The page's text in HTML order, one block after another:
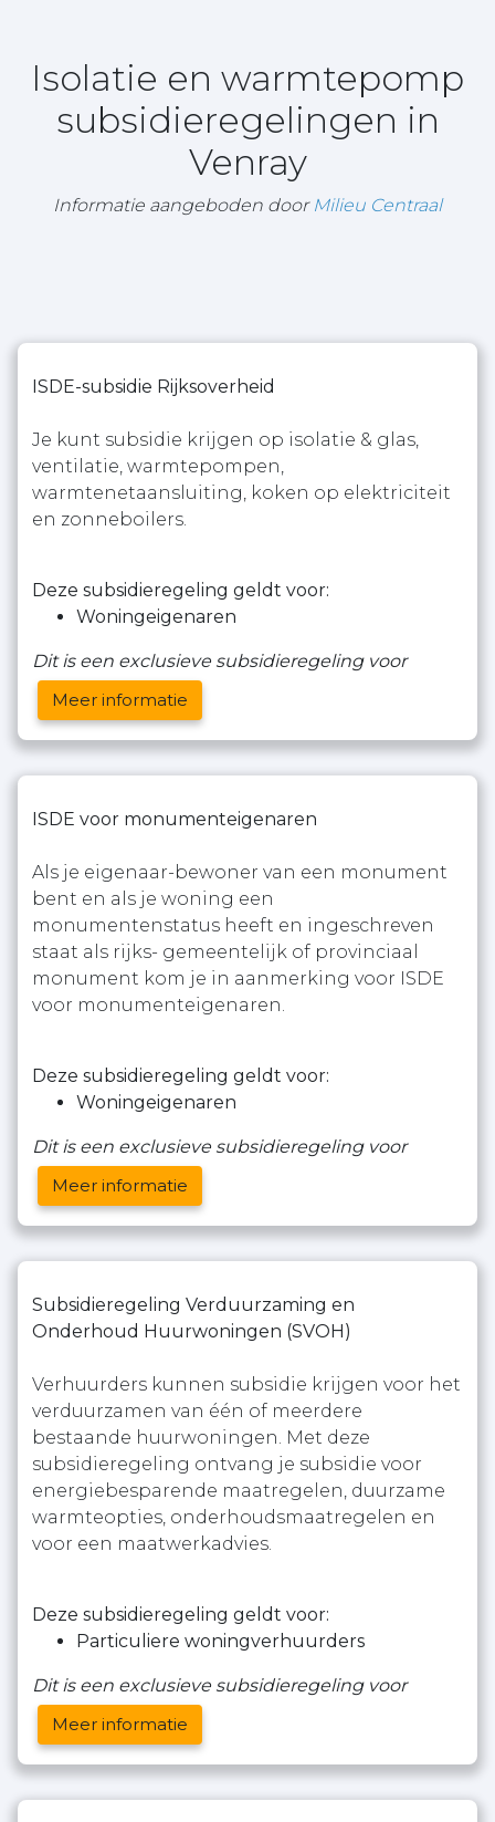
Isolatie en warmtepomp
subsidieregelingen in
Venray
Informatie aangeboden door Milieu Centraal
ISDE-subsidie Rijksoverheid
Je kunt subsidie krijgen op isolatie & glas,
ventilatie, warmtepompen,
warmtenetaansluiting, koken op elektriciteit
en zonneboilers.
Deze subsidieregeling geldt voor:
Woningeigenaren
Dit is een exclusieve subsidieregeling voor
Meer informatie
ISDE voor monumenteigenaren
Als je eigenaar-bewoner van een monument
bent en als je woning een
monumentenstatus heeft en ingeschreven
staat als rijks- gemeentelijk of provinciaal
monument kom je in aanmerking voor ISDE
voor monumenteigenaren.
Deze subsidieregeling geldt voor:
Woningeigenaren
Dit is een exclusieve subsidieregeling voor
Meer informatie
Subsidieregeling Verduurzaming en
Onderhoud Huurwoningen (SVOH)
Verhuurders kunnen subsidie krijgen voor het
verduurzamen van één of meerdere
bestaande huurwoningen. Met deze
subsidieregeling ontvang je subsidie voor
energiebesparende maatregelen, duurzame
warmteopties, onderhoudsmaatregelen en
voor een maatwerkadvies.
Deze subsidieregeling geldt voor:
Particuliere woningverhuurders
Dit is een exclusieve subsidieregeling voor
Meer informatie